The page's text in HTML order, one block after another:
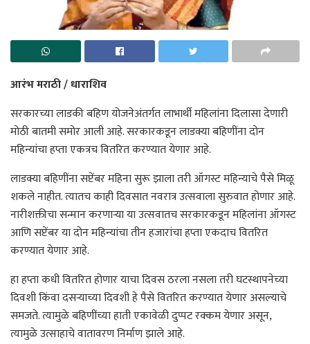
आरंभ मराठी / धाराशिव
सरकारच्या लाडकी बहिण योजनेअंतर्गत लाभार्थी महिलांना दिलासा देणारी
मोठी बातमी समोर आली आहे. सरकारकडून लाडक्या बहिणींना दोन
महिन्यांचा हप्ता एकत्रच वितरित करण्यात येणार आहे.
लाडक्या बहिणींना सप्टेंबर महिना सुरू झाला तरी ऑगस्ट महिन्याचे पैसे मिळू
शकले नाहीत. त्यातच काही दिवसात नवरात्र उत्सवाला सुरुवात होणार आहे.
नारीशक्तीचा सन्मान करणाऱ्या या उत्सवातच सरकारकडून महिलांना ऑगस्ट
आणि सप्टेंबर या दोन महिन्यांचा तीन हजारांचा हप्ता एकदाच वितरित
करण्यात येणार आहे.
हा हप्ता कधी वितरित होणार याचा दिवस ठरला नसला तरी घटस्थापनेच्या
दिवशी किंवा दसऱ्याच्या दिवशी हे पैसे वितरित करण्यात येणार असल्याचे
समजते. त्यामुळे बहिणींच्या हाती एकावेळी दुप्पट रक्कम येणार असून,
त्यामुळे उत्साहाचे वातावरण निर्माण झाले आहे.